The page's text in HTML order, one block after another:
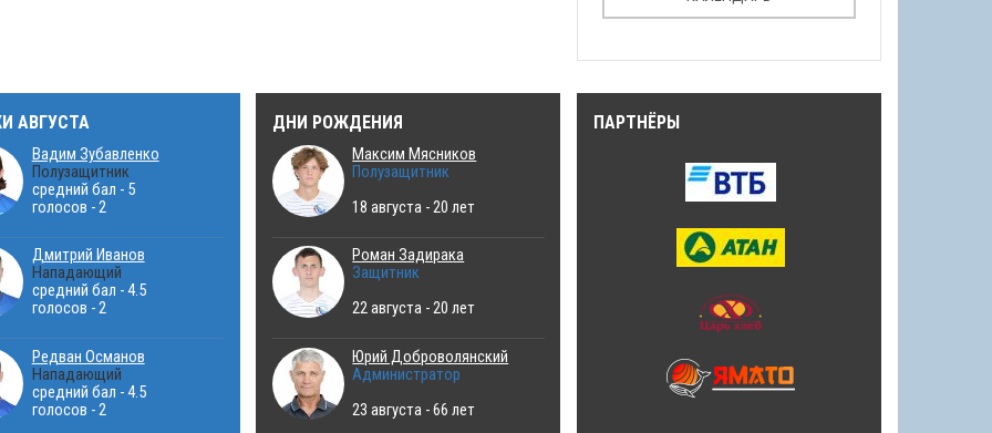
АВГУСТА
Вадим Зубавленко
Полузащитник
средний бал - 5
голосов - 2
Дмитрий Иванов
Нападающий
средний бал - 4.5
голосов - 2
Редван Османов
Нападающий
средний бал - 4.5
голосов - 2
ДНИ РОЖДЕНИЯ
Максим Мясников
Полузащитник
18 августа - 20 лет
Роман Задирака
Защитник
22 августа - 20 лет
Юрий Доброволянский
Администратор
23 августа - 66 лет
ПАРТНЁРЫ